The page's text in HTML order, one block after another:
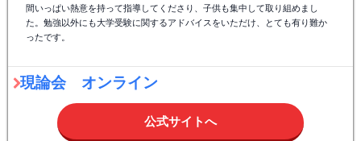
間いっぱい熱意を持って指導してくださり、子供も集中して取り組めまし
た。勉強以外にも大学受験に関するアドバイスをいただけ、とても有り難か
ったです。
現論会 オンライン
公式サイトへ